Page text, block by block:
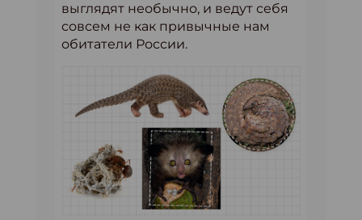
выглядят необычно, и ведут себя
совсем не как привычные нам
обитатели России.